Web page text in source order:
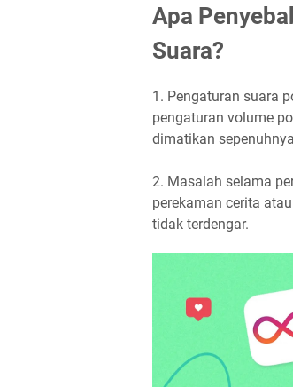
Apa
Suara?
1. Pengaturan suara
pengaturan volume
dimatikan
2. Masalah selama
perekaman cerita
tidak terdengar.